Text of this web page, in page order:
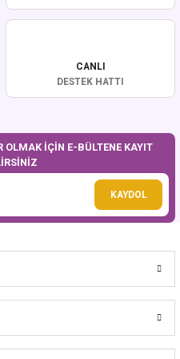
olmalı.
CANLI
DESTEK HATTI
OLMAK İÇİN E-BÜLTENE KAYIT
KAYDOL